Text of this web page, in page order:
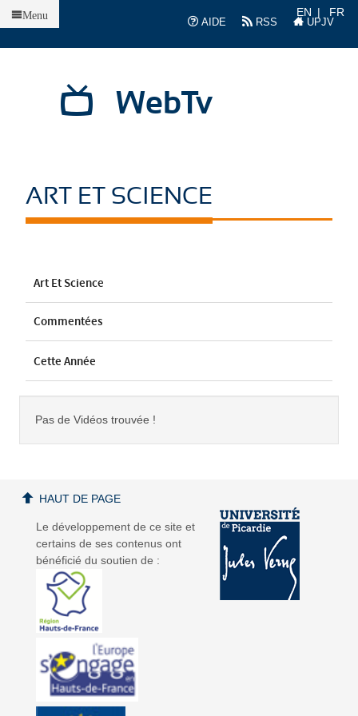
AIDE
RSS UPJV
EN FR
WebTv
Menu
ART ET SCIENCE
Art Et Science
Commentées
Cette Année
Pas de Vidéos trouvée !
Le développement de ce site et
certains de ses contenus ont
bénéficié du soutien de :
HAUT DE PAGE